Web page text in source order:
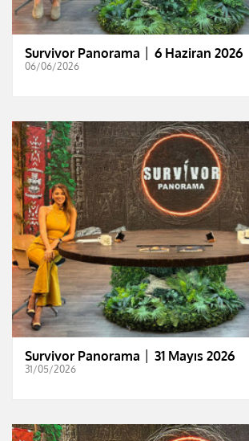
Survivor Panorama │ 6 Haziran 2026
06/06/2026
Survivor Panorama │ 31 Mayıs 2026
31/05/2026